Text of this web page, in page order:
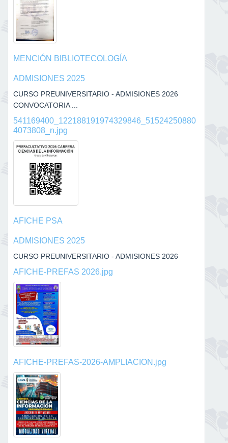
MENCIÓN BIBLIOTECOLOGÍA
ADMISIONES 2025
CURSO PREUNIVERSITARIO - ADMISIONES 2026
CONVOCATORIA ...
541169400_122188191974329846_51524250880
4073808_n.jpg
AFICHE PSA
ADMISIONES 2025
CURSO PREUNIVERSITARIO - ADMISIONES 2026
AFICHE-PREFAS 2026.jpg
AFICHE-PREFAS-2026-AMPLIACION.jpg